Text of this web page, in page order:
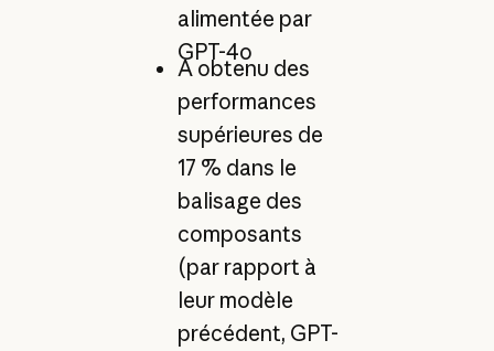
alimentée par
GPT-4o
A obtenu des
performances
supérieures de
17 % dans le
balisage des
composants
(par rapport à
leur modèle
précédent, GPT-